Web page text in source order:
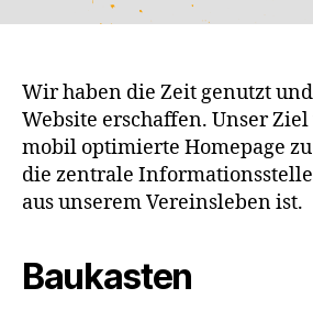
Wir haben die Zeit genutzt
Website erschaffen. Unser
mobil optimierte Homepage
die zentrale
aus unserem Vereinsleben ist.
Baukasten